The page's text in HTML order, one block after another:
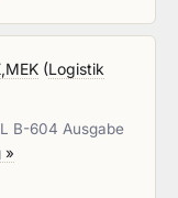
(Logistik
B-604 Ausgabe
»